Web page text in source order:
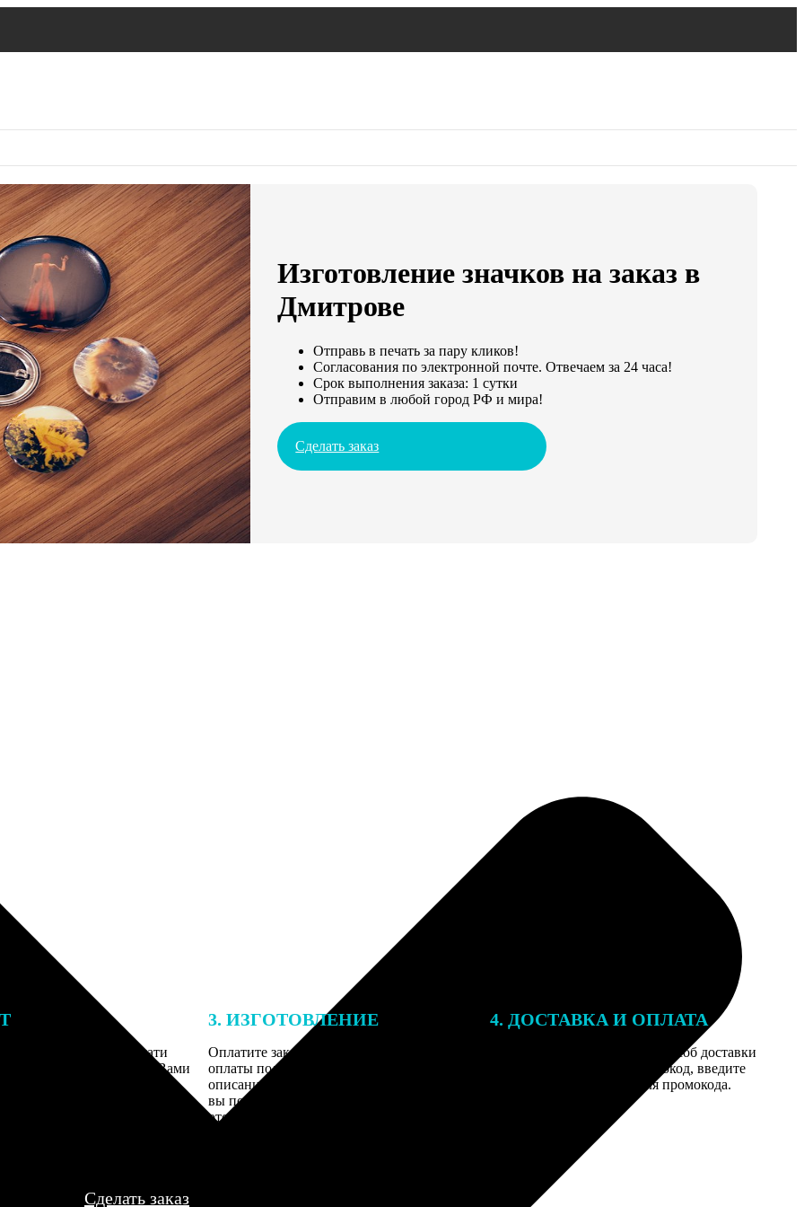
Изготовление значков на заказ в
Дмитрове
Отправь в печать за пару кликов!
Согласования по электронной почте. Отвечаем за 24 часа!
Срок выполнения заказа: 1 сутки
Отправим в любой город РФ и мира!
Сделать заказ
заказа к печати
могут связаться с Вами
3. ИЗГОТОВЛЕНИЕ
Оплатите заказ банковской картой. После
оплаты получите подтверждение на email с
описанием заказа. Когда отправим заказ
вы получите письмо с трек-номером для
отслеживания.
4. ДОСТАВКА И ОПЛАТА
Введите адрес и выберите способ доставки
заказа. Если у вас есть промокод, введите
его в специальное поле для промокода.
Сделать заказ